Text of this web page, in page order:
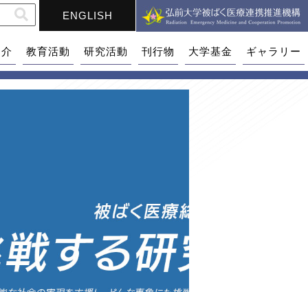
ENGLISH
教育活動 研究活動 刊行物 大学基金 ギャラリー